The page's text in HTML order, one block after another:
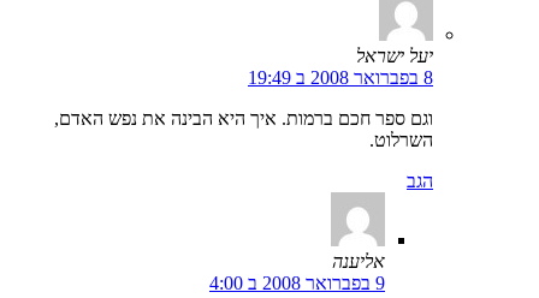
יעל ישראל
8 בפברואר 2008 ב 19:49
וגם ספר חכם ברמות. איך היא הבינה את נפש האדם,
השרלוט.
הגב
אליענה
9 בפברואר 2008 ב 4:00